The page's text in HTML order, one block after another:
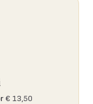
€ 13,50